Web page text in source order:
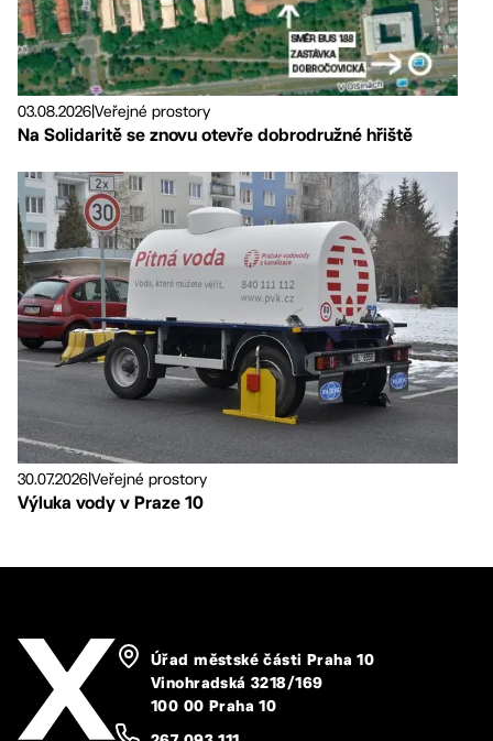
03.08.2026Veřejné prostory
Na Solidaritě se znovu otevře dobrodružné hřiště
30.07.2026Veřejné prostory
Výluka vody v Praze 10
Úřad městské části Praha 10
Vinohradská 3218/169
100 00 Praha 10